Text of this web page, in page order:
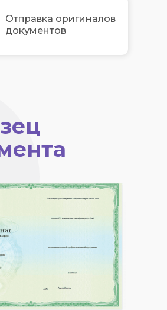
Отправка оригиналов
документов